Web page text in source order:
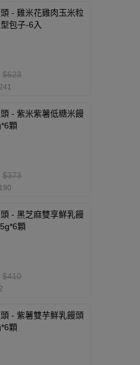
- 雞米花雞肉玉米粒
包子-6入
$623
- 紫米紫薯低糖米饅
顆
$373
- 黑芝麻雙享鮮乳饅
顆
$410
- 紫薯雙芋鮮乳饅頭
顆